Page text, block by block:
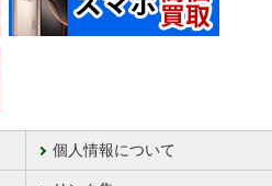
個人情報について